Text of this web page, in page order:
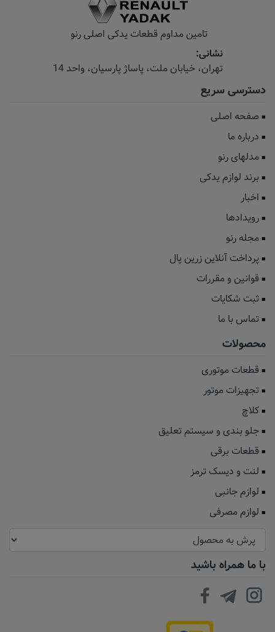
تامین مداوم قطعات یدکی اصلی رنو
نشانی:
تهران، خیابان‌ ملت، پاساژ‌ پارسیان، واحد 14
دسترسی سریع
صفحه اصلی
درباره ما
مدلهای رنو
برند لوازم یدکی
اخبار
رویدادها
مجله رنو
پرداخت آنلاین زرین پال
قوانین و مقررات
ثبت شکایات
تماس با ما
محصولات
قطعات موتوری
تجهیزات موتور
کلاچ
جلو بندی و سیستم تعلیق
قطعات برقی
لنت و دیسک ترمز
لوازم جانبی
لوازم مصرفی
با ما همراه باشید